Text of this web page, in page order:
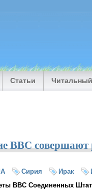
Статьи
ВВС
Сирия Ирак
ВВС Соединенных